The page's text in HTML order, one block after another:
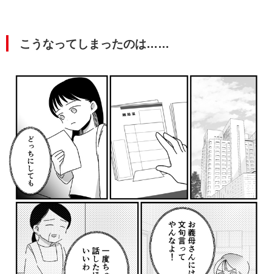
こうなってしまったのは……